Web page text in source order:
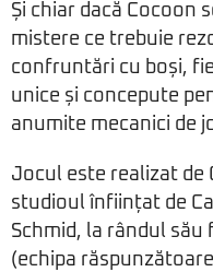
Și chiar dacă Cocoon
mistere ce trebuie
confruntări cu boși,
unice și concepute
anumite mecanici de
Jocul este realizat de
studioul înființat de
Schmid, la rândul său
(echipa